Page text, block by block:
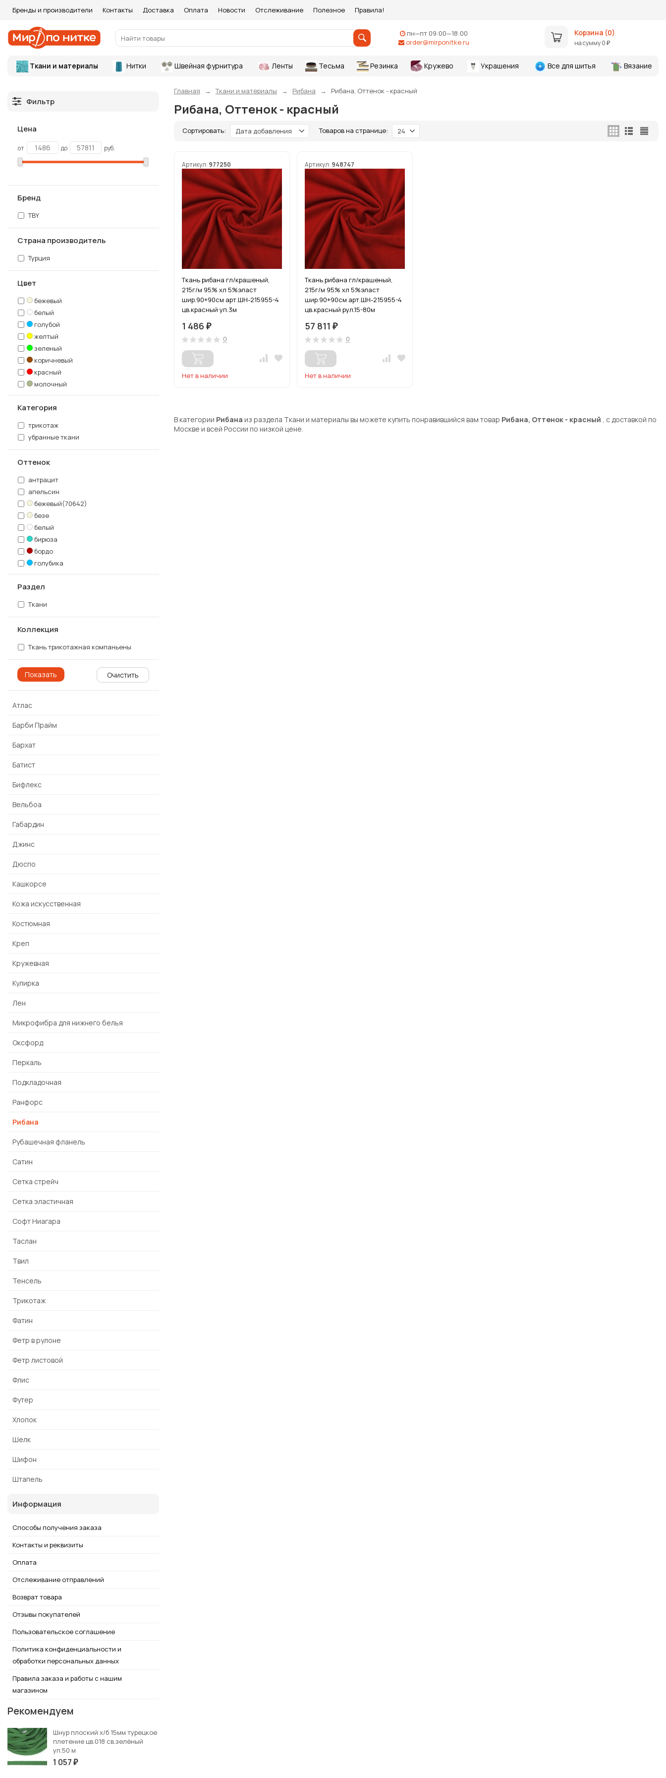
Бренды и производители Контакты Доставка Оплата Новости Отслеживание Полезное Правила!
пн—пт 09:00—18:00
order@mirponitke.ru
Корзина (0)
на сумму0 ₽
Ткани и материалы Нитки Швейная фурнитура Ленты Тесьма Резинка Кружево Украшения Все для шитья Вязание
Главная Ткани и материалы Рибана Рибана, Оттенок - красный
Рибана, Оттенок - красный
Сортировать: Дата добавления Товаров на странице: 24
Артикул: 977250
Ткань рибана гл/крашеный,
215г/м 95% хл 5%эласт
шир.90+90см арт.ШН-215955-4
цв.красный уп.3м
1 486 ₽
0
Нет в наличии
Артикул: 948747
Ткань рибана гл/крашеный,
215г/м 95% хл 5%эласт
шир.90+90см арт.ШН-215955-4
цв.красный рул.15-80м
57 811 ₽
0
Нет в наличии
В категории Рибана из раздела Ткани и материалы вы можете купить понравившийся вам товар Рибана, Оттенок - красный , с доставкой по
Москве и всей России по низкой цене.
Фильтр
Цена
от до руб.
Бренд
TBY
Страна производитель
Турция
Цвет
бежевый
белый
голубой
желтый
зеленый
коричневый
красный
молочный
оранжевый
розовый
сиреневый
хаки
черный
Категория
трикотаж
убранные ткани
Оттенок
антрацит
апельсин
бежевый(70642)
безе
белый
бирюза
бордо
голубика
голубой
горчица
карамель
киви
красный
крем-брюле
малахит
небо
роза
розовое безе
сер.меланж
сухая роза
темн.петроль
темно-синий
хаки
черный
Раздел
Ткани
Коллекция
Ткань трикотажная компаньены
Очистить
Атлас
Барби Прайм
Бархат
Батист
Бифлекс
Вельбоа
Габардин
Джинс
Дюспо
Кашкорсе
Кожа искусственная
Костюмная
Креп
Кружевная
Кулирка
Лен
Микрофибра для нижнего белья
Оксфорд
Перкаль
Подкладочная
Ранфорс
Рибана
Рубашечная фланель
Сатин
Сетка стрейч
Сетка эластичная
Софт Ниагара
Таслан
Твил
Тенсель
Трикотаж
Фатин
Фетр в рулоне
Фетр листовой
Флис
Футер
Хлопок
Шелк
Шифон
Штапель
Информация
Способы получения заказа
Контакты и реквизиты
Оплата
Отслеживание отправлений
Возврат товара
Отзывы покупателей
Пользовательское соглашение
Политика конфиденциальности и
обработки персональных данных
Правила заказа и работы с нашим
магазином
Рекомендуем
Шнур плоский х/б 15мм турецкое
плетение цв.018 св.зелёный
уп.50 м
1 057 ₽